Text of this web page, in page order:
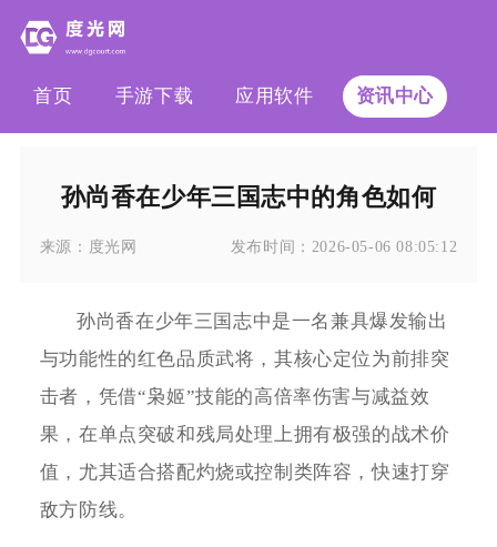
首页 手游下载 应用软件 资讯中心
孙尚香在少年三国志中的角色如何
来源： 度光网 发布时间： 2026-05-06 08:05:12
孙尚香在少年三国志中是一名兼具爆发输出
与功能性的红色品质武将，其核心定位为前排突
击者，凭借“枭姬”技能的高倍率伤害与减益效
果，在单点突破和残局处理上拥有极强的战术价
值，尤其适合搭配灼烧或控制类阵容，快速打穿
敌方防线。